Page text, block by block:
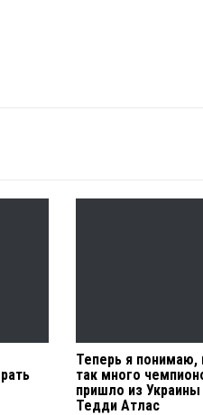
Теперь я понимаю,
так много
пришло из Украины
Тедди Атлас